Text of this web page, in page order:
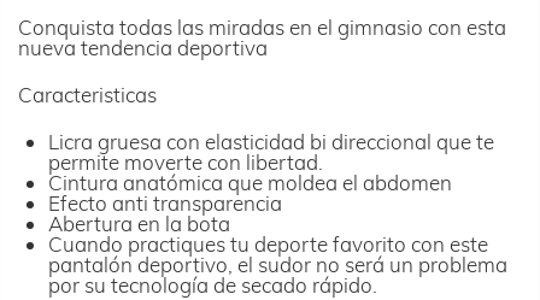
Conquista todas las miradas en el gimnasio con esta
nueva tendencia deportiva
Caracteristicas
Licra gruesa con elasticidad bi direccional que te
permite moverte con libertad.
Cintura anatómica que moldea el abdomen
Efecto anti transparencia
Abertura en la bota
Cuando practiques tu deporte favorito con este
pantalón deportivo, el sudor no será un problema
por su tecnología de secado rápido.